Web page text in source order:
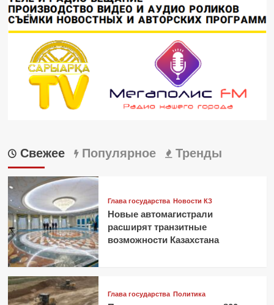
Свежее Популярное Тренды
Глава государства Новости КЗ
Новые автомагистрали
расширят транзитные
возможности Казахстана
Глава государства Политика